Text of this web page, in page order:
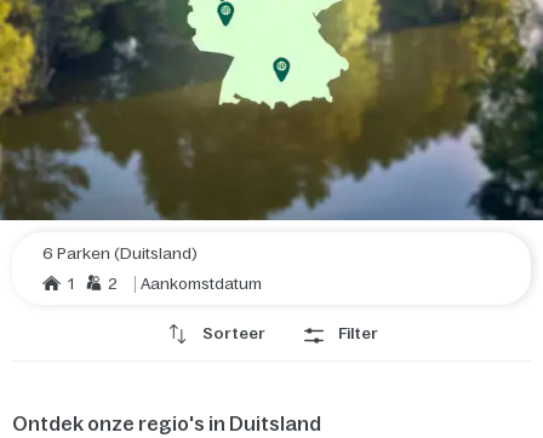
6 Parken (Duitsland)
1
2 Aankomstdatum
Sorteer Filter
Ontdek onze regio's in Duitsland